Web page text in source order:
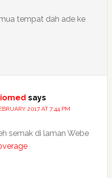
tempat dah ade ke
says
2017 AT 7:44 PM
semak di laman Webe